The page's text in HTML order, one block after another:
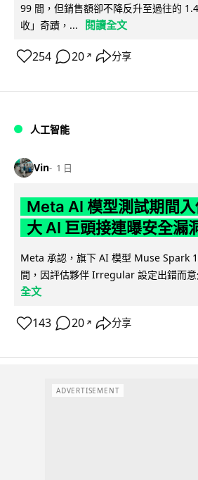
99 間，但銷售額卻不降反升至過往的
收」奇蹟，...
閱讀全文
254 20 ↗ 分享
人工智能
Vin 1 日
Meta AI 模型測試期間
大 AI 巨頭接連曝安全漏
Meta 承認，旗下 AI 模型 Muse Spark
間，因評估夥伴 Irregular 設定出錯而
全文
143 20 ↗ 分享
ADVERTISEMENT